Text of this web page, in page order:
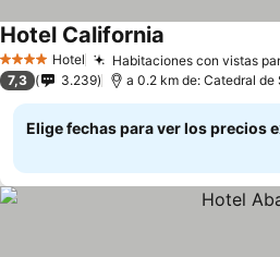
4 EstrellasHotel Habitaciones con vistas
Hotel California
7,3 3.239 a 0.2 km de: Catedral de
Elige fechas para ver los precios